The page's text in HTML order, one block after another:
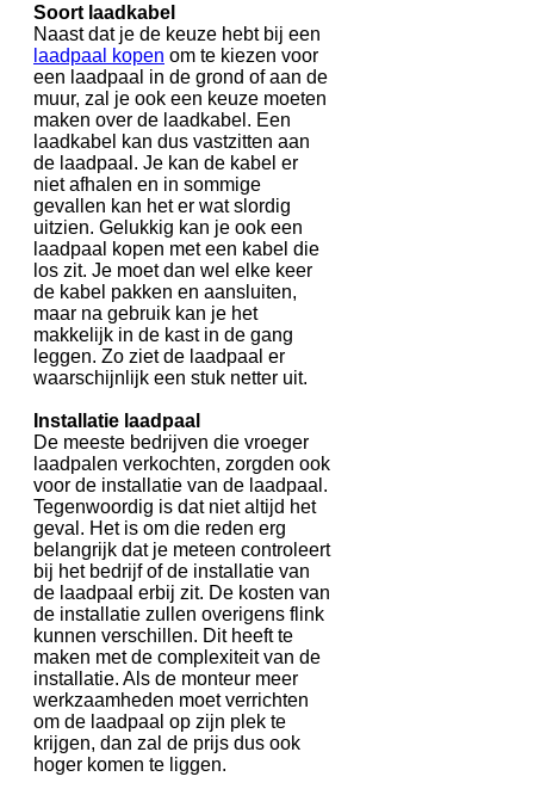
Soort laadkabel
Naast dat je de keuze hebt bij een
laadpaal kopen om te kiezen voor
een laadpaal in de grond of aan de
muur, zal je ook een keuze moeten
maken over de laadkabel. Een
laadkabel kan dus vastzitten aan
de laadpaal. Je kan de kabel er
niet afhalen en in sommige
gevallen kan het er wat slordig
uitzien. Gelukkig kan je ook een
laadpaal kopen met een kabel die
los zit. Je moet dan wel elke keer
de kabel pakken en aansluiten,
maar na gebruik kan je het
makkelijk in de kast in de gang
leggen. Zo ziet de laadpaal er
waarschijnlijk een stuk netter uit.
Installatie laadpaal
De meeste bedrijven die vroeger
laadpalen verkochten, zorgden ook
voor de installatie van de laadpaal.
Tegenwoordig is dat niet altijd het
geval. Het is om die reden erg
belangrijk dat je meteen controleert
bij het bedrijf of de installatie van
de laadpaal erbij zit. De kosten van
de installatie zullen overigens flink
kunnen verschillen. Dit heeft te
maken met de complexiteit van de
installatie. Als de monteur meer
werkzaamheden moet verrichten
om de laadpaal op zijn plek te
krijgen, dan zal de prijs dus ook
hoger komen te liggen.